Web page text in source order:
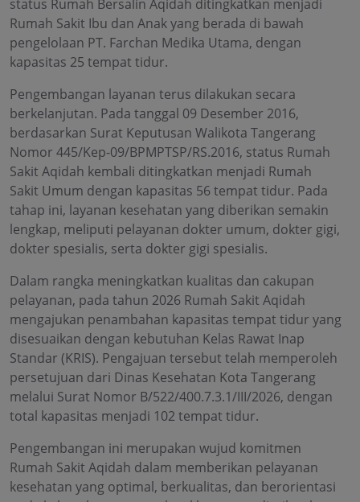
status Rumah Bersalin Aqidah ditingkatkan menjadi
Rumah Sakit Ibu dan Anak yang berada di bawah
pengelolaan PT. Farchan Medika Utama, dengan
kapasitas 25 tempat tidur.
Pengembangan layanan terus dilakukan secara
berkelanjutan. Pada tanggal 09 Desember 2016,
berdasarkan Surat Keputusan Walikota Tangerang
Nomor 445/Kep-09/BPMPTSP/RS.2016, status Rumah
Sakit Aqidah kembali ditingkatkan menjadi Rumah
Sakit Umum dengan kapasitas 56 tempat tidur. Pada
tahap ini, layanan kesehatan yang diberikan semakin
lengkap, meliputi pelayanan dokter umum, dokter gigi,
dokter spesialis, serta dokter gigi spesialis.
Dalam rangka meningkatkan kualitas dan cakupan
pelayanan, pada tahun 2026 Rumah Sakit Aqidah
mengajukan penambahan kapasitas tempat tidur yang
disesuaikan dengan kebutuhan Kelas Rawat Inap
Standar (KRIS). Pengajuan tersebut telah memperoleh
persetujuan dari Dinas Kesehatan Kota Tangerang
melalui Surat Nomor B/522/400.7.3.1/III/2026, dengan
total kapasitas menjadi 102 tempat tidur.
Pengembangan ini merupakan wujud komitmen
Rumah Sakit Aqidah dalam memberikan pelayanan
kesehatan yang optimal, berkualitas, dan berorientasi